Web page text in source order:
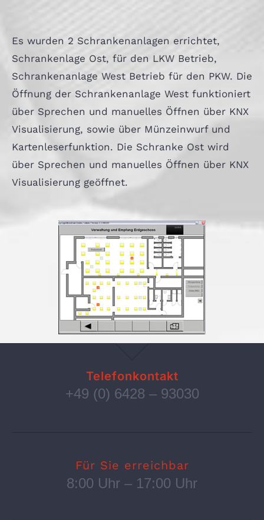
Es wurden 2 Schrankenanlagen errichtet,
Schrankenlage Ost, für den LKW Betrieb,
Schrankenanlage West Betrieb für den PKW. Die
Öffnung der Schrankenanlage West funktioniert
über Sprechen und manuelles Öffnen über KNX
Visualisierung, sowie über Münzeinwurf und
Kartenleserfunktion. Die Schranke Ost wird
über Sprechen und manuelles Öffnen über KNX
Visualisierung geöffnet.
Telefonkontakt
+49 (0) 6428 – 93030
Für Sie erreichbar
8:00 Uhr – 17:00 Uhr